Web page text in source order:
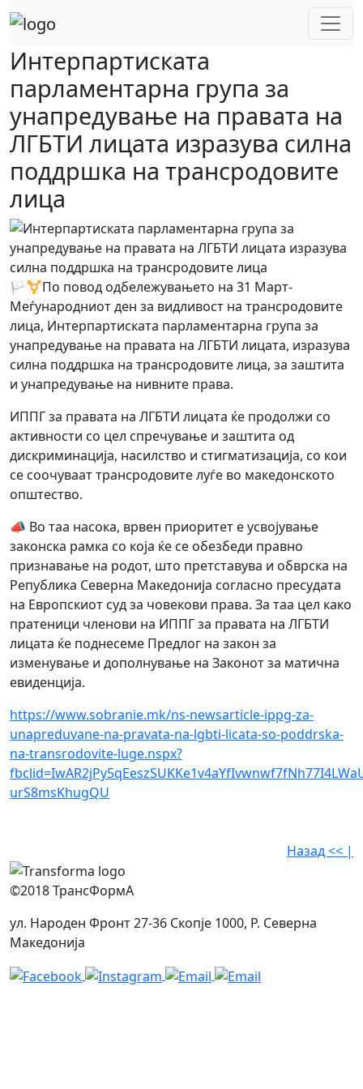
Skip
to
Интерпартиската
парламентарна група за
унапредување на правата на
ЛГБТИ лицата изразува силна
поддршка на трансродовите
лица
🏳️‍⚧️По повод одбележувањето на 31 Март-
Меѓународниот ден за видливост на трансродовите
лица, Интерпартиската парламентарна група за
унапредување на правата на ЛГБТИ лицата, изразува
силна поддршка на трансродовите лица, за заштита
и унапредување на нивните права.
ИППГ за правата на ЛГБТИ лицата ќе продолжи со
активности со цел спречување и заштита од
дискриминација, насилство и стигматизација, со кои
се соочуваат трансродовите луѓе во македонското
општество.
📣 Во таа насока, врвен приоритет е усвојување
законска рамка со која ќе се обезбеди правно
признавање на родот, што претставува и обврска на
Република Северна Македонија согласно пресудата
на Европскиот суд за човекови права. За таа цел како
пратеници членови на ИППГ за правата на ЛГБТИ
лицата ќе поднесеме Предлог на закон за
изменување и дополнување на Законот за матична
евиденција.
https://www.sobranie.mk/ns-newsarticle-ippg-za-
unapreduvane-na-pravata-na-lgbti-licata-so-poddrska-
na-transrodovite-luge.nspx?
urS8msKhugQU
Назад << |
©2018 ТрансФормА
ул. Народен Фронт 27-36 Скопје 1000, Р. Северна
Македонија